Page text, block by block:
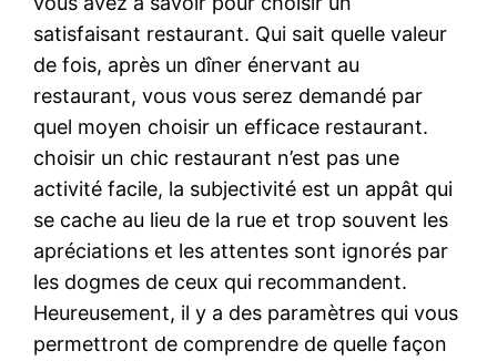
satisfaisant restaurant. Qui sait quelle valeur
de fois, après un dîner énervant au
restaurant, vous vous serez demandé par
quel moyen choisir un efficace restaurant.
choisir un chic restaurant n’est pas une
activité facile, la subjectivité est un appât qui
se cache au lieu de la rue et trop souvent les
apréciations et les attentes sont ignorés par
les dogmes de ceux qui recommandent.
Heureusement, il y a des paramètres qui vous
permettront de comprendre de quelle façon